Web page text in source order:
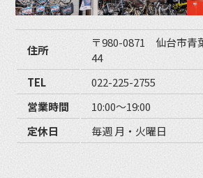
住所
〒980-0871 仙台市青
44
TEL
022-225-2755
営業時間
10:00〜19:00
定休日
毎週 月・火曜日